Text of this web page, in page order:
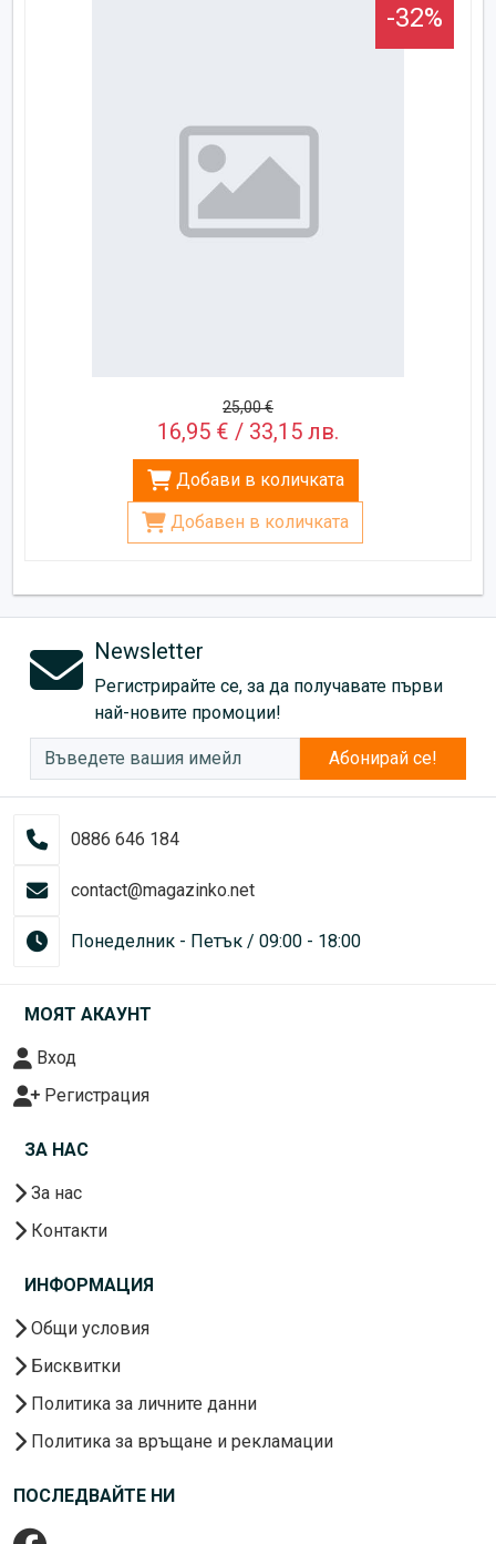
-32%
25,00 €
16,95 € / 33,15 лв.
Добави в количката
Добавен в количката
Newsletter
Регистрирайте се, за да получавате първи
най-новите промоции!
Абонирай се!
0886 646 184
contact@magazinko.net
Понеделник - Петък / 09:00 - 18:00
МОЯТ АКАУНТ
Вход
Регистрация
ЗА НАС
За нас
Контакти
ИНФОРМАЦИЯ
Общи условия
Бисквитки
Политика за личните данни
Политика за връщане и рекламации
ПОСЛЕДВАЙТЕ НИ